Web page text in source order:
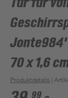
Tür für
70 x 1,6
Produktdetails |
99